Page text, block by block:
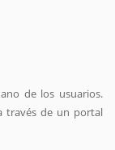
de los usuarios.
través de un portal